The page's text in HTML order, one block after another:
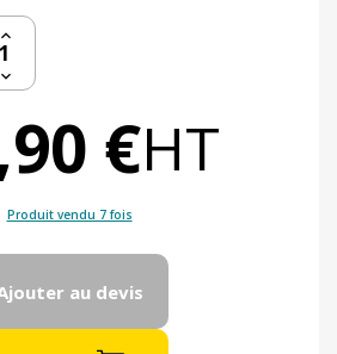
€HT
Produit vendu 7 fois
au devis